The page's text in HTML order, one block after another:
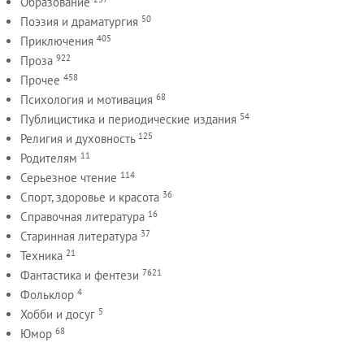
Поэзия и драматургия 50
Приключения 405
Проза 922
Прочее 458
Психология и мотивация 68
Публицистика и периодические издания 54
Религия и духовность 125
Родителям 11
Серьезное чтение 114
Спорт, здоровье и красота 36
Справочная литература 16
Старинная литература 37
Техника 21
Фантастика и фентези 7621
Фольклор 4
Хобби и досуг 5
Юмор 68